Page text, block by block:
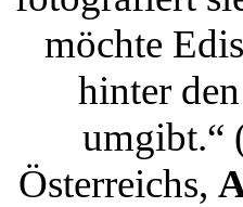
möchte
hinter
umgibt.“
Österreichs,